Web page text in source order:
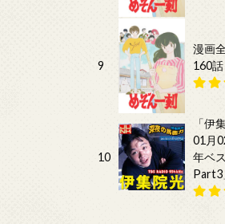
9
漫画
160話
10
「伊
01月
年ベ
Part3